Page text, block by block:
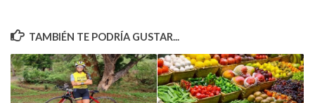
TAMBIÉN TE PODRÍA GUSTAR...